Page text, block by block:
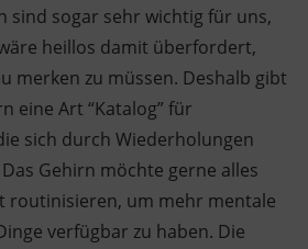
sind sogar sehr wichtig für uns,
heillos damit überfordert,
merken zu müssen. Deshalb gibt
eine Art “Katalog” für
sich durch Wiederholungen
Gehirn möchte gerne alles
routinisieren, um mehr mentale
verfügbar zu haben. Die